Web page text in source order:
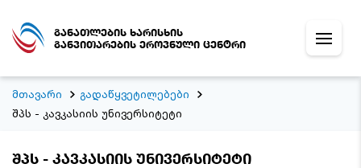
განათლების ხარისხის
განვითარების ეროვნული ცენტრი
მთავარი
გადაწყვეტილებები
შპს - კავკასიის უნივერსიტეტი
შპს - კავკასიის უნივერსიტეტი